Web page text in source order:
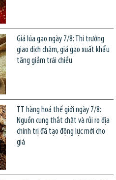
Giá lúa gạo ngày 7/8: Thị trường
giao dịch chậm, giá gạo xuất khẩu
tăng giảm trái chiều
TT hàng hoá thế giới ngày 7/8:
Nguồn cung thắt chặt và rủi ro địa
chính trị đã tạo động lực mới cho
giá